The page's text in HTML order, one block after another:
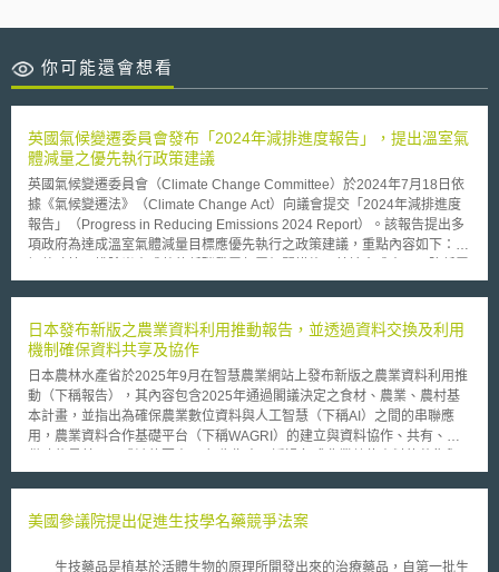
你可能還會想看
英國氣候變遷委員會發布「2024年減排進度報告」，提出溫室氣
體減量之優先執行政策建議
英國氣候變遷委員會（Climate Change Committee）於2024年7月18日依
據《氣候變遷法》（Climate Change Act）向議會提交「2024年減排進度
報告」（Progress in Reducing Emissions 2024 Report）。該報告提出多
項政府為達成溫室氣體減量目標應優先執行之政策建議，重點內容如下： 1.
價。 2.針對上屆政府推遲化石燃料車輛銷售禁令、決定20%家戶毋須淘汰化
移除阻礙熱泵、電動車充電樁及陸域風電等關鍵技術部署的行政障礙。 4.提
出公部門建築去碳之完整多年期戰略計畫。 5.改善再生能源差價合約
（contracts for difference）競標機制的設計與執行。 6.提供政策支持以加
速產業電氣化，促進多數產業轉向使用電熱技術。 7.加強植樹造林及泥炭地
復育。 8.確立大規模部署人為工程碳移除技術（engineered removals）的
商業模式，以實現2030年，每年移除至少500萬噸二氧化碳目標。 9.就全國
推動淨零轉型所需之勞工技能進行全面評估與規劃。 10.強化國家氣候變遷
總體而論，英國的溫室氣體減量目標正面臨難以達成的重大風險，政府應迅
日本發布新版之農業資料利用推動報告，並透過資料交換及利用
機制確保資料共享及協作
日本農林水產省於2025年9月在智慧農業網站上發布新版之農業資料利用推
動（下稱報告），其內容包含2025年通過閣議決定之食材、農業、農村基
本計畫，並指出為確保農業數位資料與人工智慧（下稱AI）之間的串聯應
用，農業資料合作基礎平台（下稱WAGRI）的建立與資料協作、共有、提
整合，諸如過往作物收成量資料、市場價格資料、土壤資料、農地資料、氣
作業時間與器材損耗，以及降低環境負荷之效果。截至2025年9月為止，
者介接運用，並作為未來開發農業領域基礎AI模型的前置準備。 此外，報告
美國參議院提出促進生技學名藥競爭法案
生技藥品是植基於活體生物的原理所開發出來的治療藥品，自第一批生